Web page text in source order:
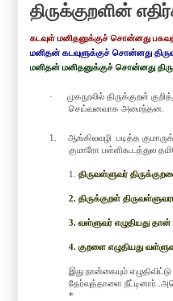
திருக்குறளின்
கடவுள் மனிதனுக்குச் சொன்னது
மனிதன் கடவுளுக்குச் சொன்னது
மனிதன் மனிதனுக்குச் சொன்னது
·
முகநூலில் திருக்குறள்
செய்வனவாக அமைந்தன.
1. ஆங்கிலவழி படித்த
குமாரோ பள்ளிகூடத்துல
1. திருவள்ளுவர்
2. திருக்குறள்
3. வள்ளுவர் எழுதியது தான்
4. குறளை எழுதியது
இது நான்கையும் எழுதிவிட்
தேர்வுத்தாளை நீட்டினார்
*